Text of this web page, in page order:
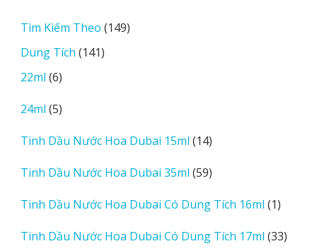
Tìm Kiếm Theo 149149
Dung Tích 141141
22ml 66
phẩm
24ml 55
phẩm
Tinh Dầu Nước Hoa Dubai 15ml 1414
phẩm
Tinh Dầu Nước Hoa Dubai 35ml 5959
phẩm
Tinh Dầu Nước Hoa Dubai Có Dung Tích 16ml 11
phẩm
Tinh Dầu Nước Hoa Dubai Có Dung Tích 17ml 3333